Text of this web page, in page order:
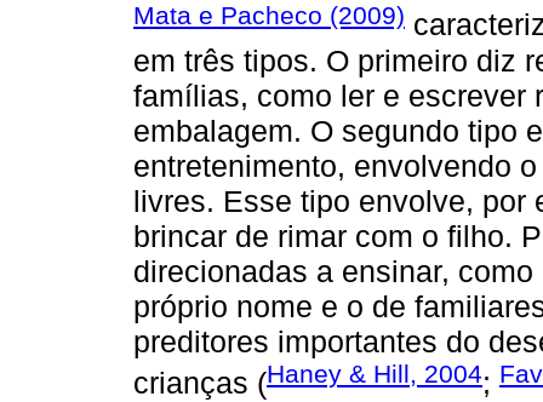
Mata e Pacheco (2009)
em três tipos. O primeiro diz
famílias, como ler e escrever
embalagem. O segundo tipo
entretenimento, envolvendo
livres. Esse tipo envolve, por
brincar de rimar com o filho.
direcionadas a ensinar,
próprio nome e o de
preditores importantes do
crianças (Haney & Hill, 2004;